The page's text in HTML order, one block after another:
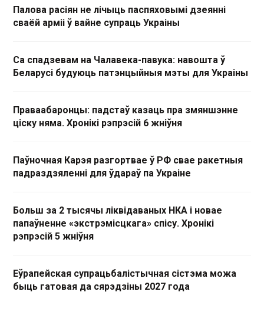
Палова расіян не лічыць паспяховымі дзеянні
сваёй арміі ў вайне супраць Украіны
Са спадзевам на Чалавека-павука: навошта ў
Беларусі будуюць патэнцыйныя мэты для Украіны
Праваабаронцы: падстаў казаць пра змяншэнне
ціску няма. Хронікі рэпрэсій 6 жніўня
Паўночная Карэя разгортвае ў РФ свае ракетныя
падраздзяленні для ўдараў па Украіне
Больш за 2 тысячы ліквідаваных НКА і новае
папаўненне «экстрэмісцкага» спісу. Хронікі
рэпрэсій 5 жніўня
Еўрапейская супрацьбалістычная сістэма можа
быць гатовая да сярэдзіны 2027 года